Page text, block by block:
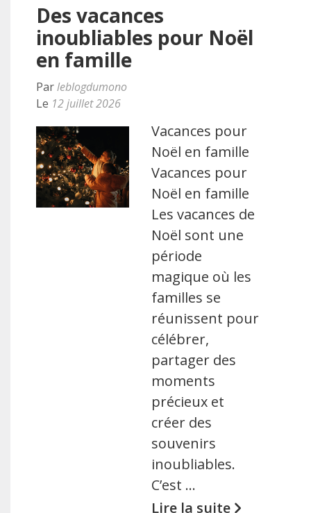
Des vacances
inoubliables pour Noël
en famille
Parleblogdumono
Le 12 juillet 2026
Vacances pour
Noël en famille
Vacances pour
Noël en famille
Les vacances de
Noël sont une
période
magique où les
familles se
réunissent pour
célébrer,
partager des
moments
précieux et
créer des
souvenirs
inoubliables.
C’est …
Lire la suite